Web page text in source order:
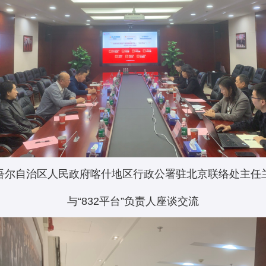
尔自治区人民政府喀什地区行政公署驻北京联络处主任
与“832平台”负责人座谈交流